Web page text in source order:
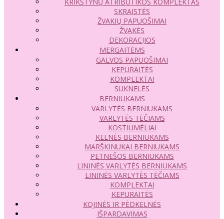
SKRAISTĖS
ŽVAKIŲ PAPUOŠIMAI
ŽVAKĖS
DEKORACIJOS
MERGAITĖMS
GALVOS PAPUOŠIMAI
KEPURAITĖS
KOMPLEKTAI
SUKNELĖS
BERNIUKAMS
VARLYTĖS BERNIUKAMS
VARLYTĖS TĖČIAMS
KOSTIUMĖLIAI
KELNĖS BERNIUKAMS
MARŠKINUKAI BERNIUKAMS
PETNEŠOS BERNIUKAMS
LININĖS VARLYTĖS BERNIUKAMS
LININĖS VARLYTĖS TĖČIAMS
KOMPLEKTAI
KEPURAITĖS
KOJINĖS IR PĖDKELNĖS
IŠPARDAVIMAS